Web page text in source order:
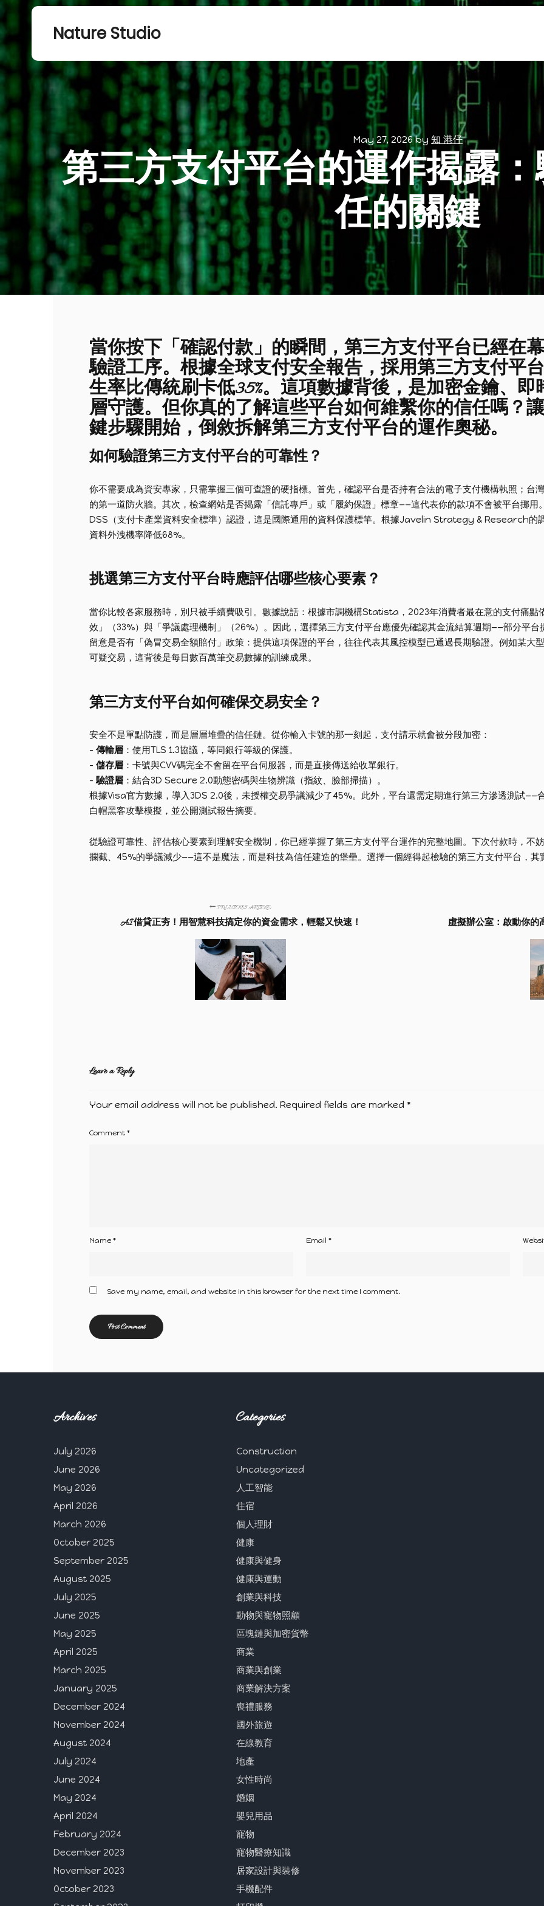
Nature Studio
May 27, 2026by 知 港仔
第三方支付平台的運作揭露
任的關鍵
當你按下「確認付款」的瞬間，第三方支付平台已經在
驗證工序。根據全球支付安全報告，採用第三方支付平
生率比傳統刷卡低35%。這項數據背後，是加密金鑰、
層守護。但你真的了解這些平台如何維繫你的信任嗎？
鍵步驟開始，倒敘拆解第三方支付平台的運作奧秘。
如何驗證第三方支付平台的可靠性？
你不需要成為資安專家，只需掌握三個可查證的硬指標。首先，確認平台是否持有合法的電子支付機構執照；台
的第一道防火牆。其次，檢查網站是否揭露「信託專戶」或「履約保證」標章——這代表你的款項不會被平台挪用
DSS（支付卡產業資料安全標準）認證，這是國際通用的資料保護標竿。根據Javelin Strategy & Research的
資料外洩機率降低68%。
挑選第三方支付平台時應評估哪些核心要素？
當你比較各家服務時，別只被手續費吸引。數據說話：根據市調機構Statista，2023年消費者最在意的支付痛點
效」（33%）與「爭議處理機制」（26%）。因此，選擇第三方支付平台應優先確認其金流結算週期——部分平台
留意是否有「偽冒交易全額賠付」政策：提供這項保證的平台，往往代表其風控模型已通過長期驗證。例如某大
可疑交易，這背後是每日數百萬筆交易數據的訓練成果。
第三方支付平台如何確保交易安全？
安全不是單點防護，而是層層堆疊的信任鏈。從你輸入卡號的那一刻起，支付請示就會被分段加密：
– 傳輸層 ：使用TLS 1.3協議，等同銀行等級的保護。
– 儲存層 ：卡號與CVV碼完全不會留在平台伺服器，而是直接傳送給收單銀行。
–驗證層 ：結合3D Secure 2.0動態密碼與生物辨識（指紋、臉部掃描）。
根據Visa官方數據，導入3DS 2.0後，未授權交易爭議減少了45%。此外，平台還需定期進行第三方滲透測試——
白帽黑客攻擊模擬，並公開測試報告摘要。
從驗證可靠性、評估核心要素到理解安全機制，你已經掌握了第三方支付平台運作的完整地圖。下次付款時，不
攔截、45%的爭議減少——這不是魔法，而是科技為信任建造的堡壘。選擇一個經得起檢驗的第三方支付平台，
PREVIOUS ARTICLE
AI 借貸正夯！用智慧科技搞定你的資金需求，輕鬆又快速！ 虛擬辦公室：啟動你的
Leave a Reply
Your email address will not be published. Required fields are marked *
Comment *
Name * Email *
Save my name, email, and website in this browser for the next time I comment.
Archives
July 2026
June 2026
May 2026
April 2026
March 2026
October 2025
September 2025
August 2025
July 2025
June 2025
May 2025
April 2025
March 2025
January 2025
December 2024
November 2024
August 2024
July 2024
June 2024
May 2024
April 2024
February 2024
December 2023
November 2023
October 2023
Categories
Construction
Uncategorized
人工智能
住宿
個人理財
健康
健康與健身
健康與運動
創業與科技
動物與寵物照顧
區塊鏈與加密貨幣
商業
商業與創業
商業解決方案
喪禮服務
國外旅遊
在線教育
地產
女性時尚
婚姻
嬰兒用品
寵物
寵物醫療知識
居家設計與裝修
手機配件